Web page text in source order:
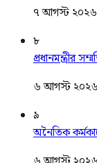
৭ আগস্ট
৮
প্রধানমন্ত্রীর
৬ আগস্ট
৯
অনৈতিক